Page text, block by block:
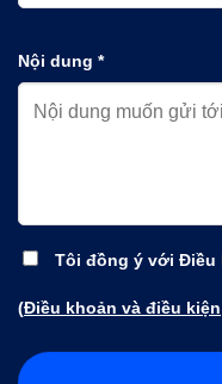
Nội dung *
Tôi đồng ý với Điều
(Điều khoản và điều kiện